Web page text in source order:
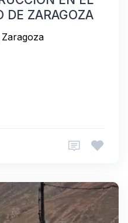
DE ZARAGOZA